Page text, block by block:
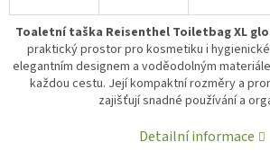
Toaletní taška Reisenthel Toiletbag XL
praktický prostor pro kosmetiku i
elegantním designem a voděodolným
každou cestu. Její kompaktní rozměry a
zajišťují snadné používání a
Detailní informace